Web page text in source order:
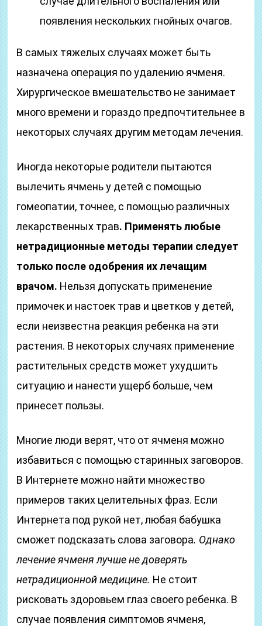
появления нескольких гнойных очагов.
В самых тяжелых случаях может быть
назначена операция по удалению ячменя.
Хирургическое вмешательство не занимает
много времени и гораздо предпочтительнее в
некоторых случаях другим методам лечения.
Иногда некоторые родители пытаются
вылечить ячмень у детей с помощью
гомеопатии, точнее, с помощью различных
лекарственных трав. Применять любые
нетрадиционные методы терапии следует
только после одобрения их лечащим
врачом. Нельзя допускать применение
примочек и настоек трав и цветков у детей,
если неизвестна реакция ребенка на эти
растения. В некоторых случаях применение
растительных средств может ухудшить
ситуацию и нанести ущерб больше, чем
принесет пользы.
Многие люди верят, что от ячменя можно
избавиться с помощью старинных заговоров.
В Интернете можно найти множество
примеров таких целительных фраз. Если
Интернета под рукой нет, любая бабушка
сможет подсказать слова заговора. Однако
лечение ячменя лучше не доверять
нетрадиционной медицине. Не стоит
рисковать здоровьем глаз своего ребенка. В
случае появления симптомов ячменя,